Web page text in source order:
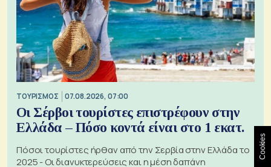
ΤΟΥΡΙΣΜΟΣ 07.08.2026, 07:00
Οι Σέρβοι τουρίστες επιστρέφουν στην
Ελλάδα – Πόσο κοντά είναι στο 1 εκατ.
Πόσοι τουρίστες ήρθαν από την Σερβία στην Ελλάδα το
2025 - Οι διανυκτερεύσεις και η μέση δαπάνη
Cookies